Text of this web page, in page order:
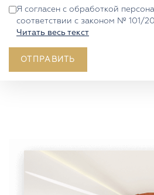
Я согласен с обработкой
соответствии с законом № 101/
Читать весь текст
ОТПРАВИТЬ